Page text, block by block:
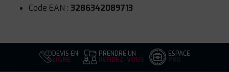
Code EAN : 3286342089713
DEVIS EN
LIGNE
PRENDRE UN
RENDEZ-VOUS
ESPACE
PRO